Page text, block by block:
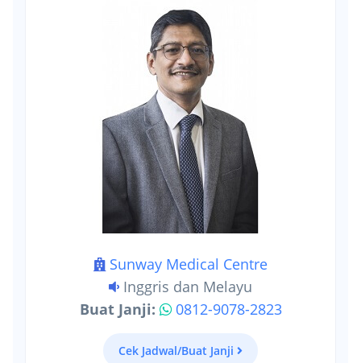
Sunway Medical Centre
Inggris dan Melayu
Buat Janji:
0812-9078-2823
Cek Jadwal/Buat Janji